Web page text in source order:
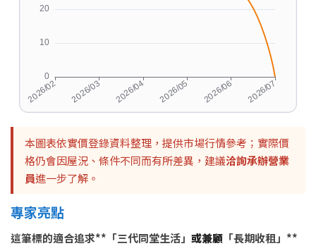
本圖表依實價登錄資料整理，提供市場行情參考；實際價
格仍會因屋況、條件不同而有所差異，建議洽詢承辦營業
員進一步了解。
專家亮點
這筆標的適合追求**「三代同堂生活」 或兼顧 「長期收租」**